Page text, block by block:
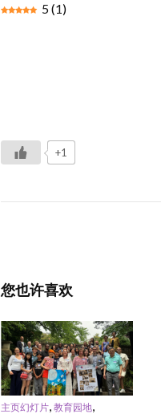
5(1)
+1
您也许喜欢
主页幻灯片 教育园地